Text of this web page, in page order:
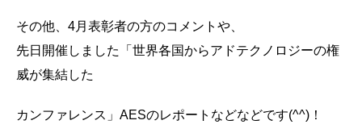
その他、4月表彰者の方のコメントや、
先日開催しました「世界各国からアドテクノロジーの権
威が集結した
カンファレンス」 AESのレポートなどなどです(^^) ！